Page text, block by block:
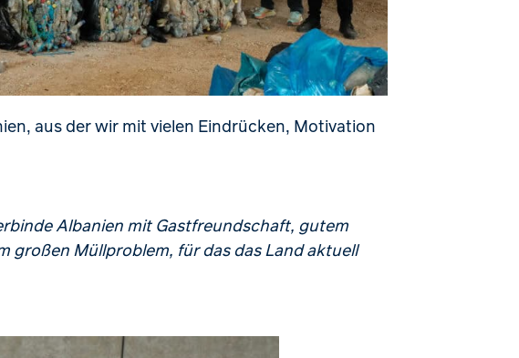
aus der wir mit vielen Eindrücken, Motivation
Albanien mit Gastfreundschaft, gutem
großen Müllproblem, für das das Land aktuell